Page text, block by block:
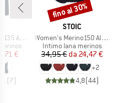
Tank
ridotto
€
(7)
MARCHIO
STOIC
Articolo
Women's Merino150 AlsenSt. Brief
Gruppo di prodotti
Intimo lana merinos
Prezzo
34,95 € Prezzo ridotto
da 24,47 €
+2
4,8(44)
Sconto
fino al 30%